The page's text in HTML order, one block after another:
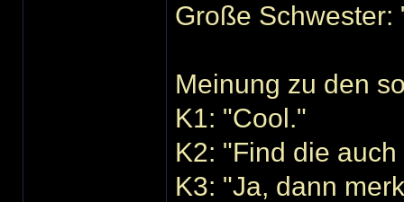
Große
Meinung zu den
K1: "Cool."
K2: "Find die
K3: "Ja, dann